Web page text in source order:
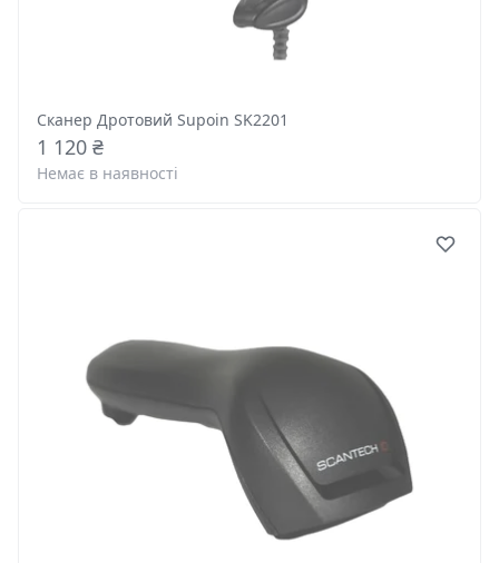
Сканер Дротовий Supoin SK2201
1 120 ₴
Немає в наявності